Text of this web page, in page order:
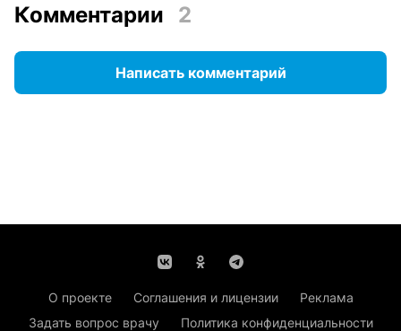
Комментарии 2
Написать комментарий
О проекте Соглашения и лицензии
Реклама
Задать вопрос врачу
Политика конфиденциальности